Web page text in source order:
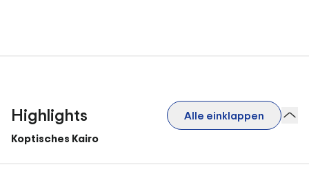
Highlights
Alle einklappen
Koptisches Kairo